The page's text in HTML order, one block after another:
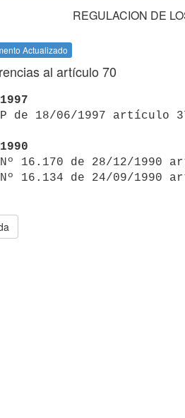
REGULACION DE
Actualizado
al artículo 70
de 18/06/1997 artículo
16.170 de 28/12/1990
16.134 de 24/09/1990